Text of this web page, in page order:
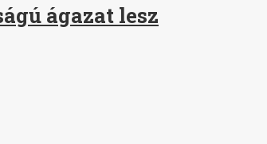
ágazat lesz